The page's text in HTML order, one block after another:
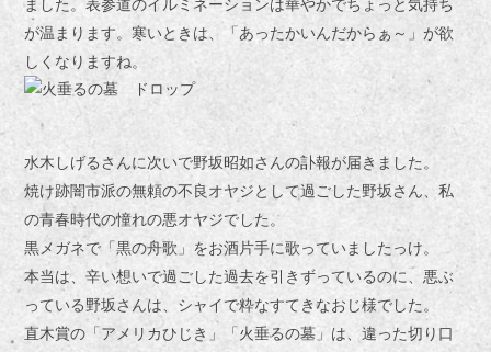
ました。表参道のイルミネーションは華やかでちょっと気持ち
が温まります。寒いときは、「あったかいんだからぁ～」が欲
しくなりますね。
水木しげるさんに次いで野坂昭如さんの訃報が届きました。
焼け跡闇市派の無頼の不良オヤジとして過ごした野坂さん、私
の青春時代の憧れの悪オヤジでした。
黒メガネで「黒の舟歌」をお酒片手に歌っていましたっけ。
本当は、辛い想いで過ごした過去を引きずっているのに、悪ぶ
っている野坂さんは、シャイで粋なすてきなおじ様でした。
直木賞の「アメリカひじき」「火垂るの墓」は、違った切り口